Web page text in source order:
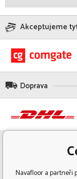
Akceptujeme
Doprava
Navafloor a partneři